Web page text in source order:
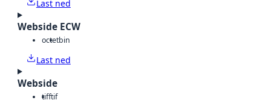
Last ned
Webside ECW
octetbin
Last ned
Webside
tifftif